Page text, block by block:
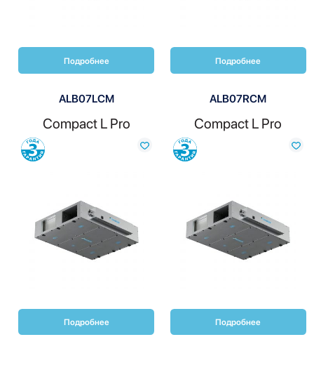
Подробнее Подробнее
ALB07LCM
Compact L Pro
Сравнить
Подробнее
ALB07RCM
Compact L Pro
Сравнить
Подробнее